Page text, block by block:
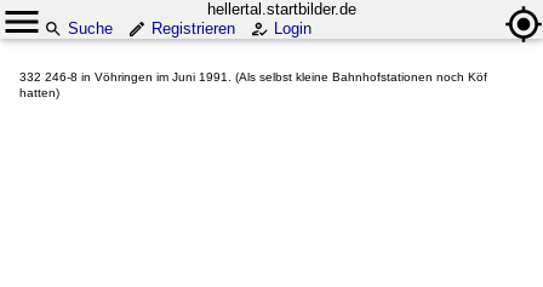
hellertal.startbilder.de
Suche
Registrieren Login
332 246-8 in Vöhringen im Juni 1991. (Als selbst kleine Bahnhofstationen noch Köf
hatten)